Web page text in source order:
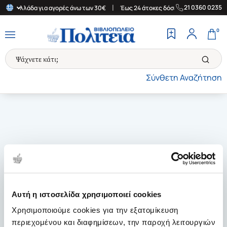
Αυτή η ιστοσελίδα χρησιμοποιεί cookies
Χρησιμοποιούμε cookies για την εξατομίκευση
περιεχομένου και διαφημίσεων, την παροχή λειτουργιών
Ελλάδα για αγορές άνω των 30€ Έως 24 άτοκες δόσεις |
21 0360 0235
Σύνθετη Αναζήτηση
0